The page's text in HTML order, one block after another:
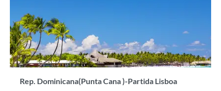
Rep. Dominicana(Punta Cana )-Partida Lisboa